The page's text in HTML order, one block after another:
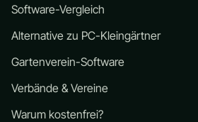
Software-Vergleich
Alternative zu PC-Kleingärtner
Gartenverein-Software
Verbände & Vereine
Warum kostenfrei?